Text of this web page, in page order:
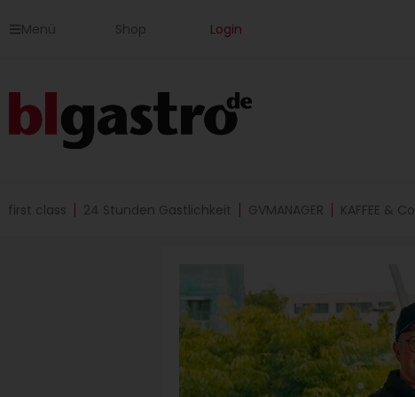
InhaltMenü Shop Login
first class 24 Stunden Gastlichkeit GVMANAGER KAFFEE & Co.